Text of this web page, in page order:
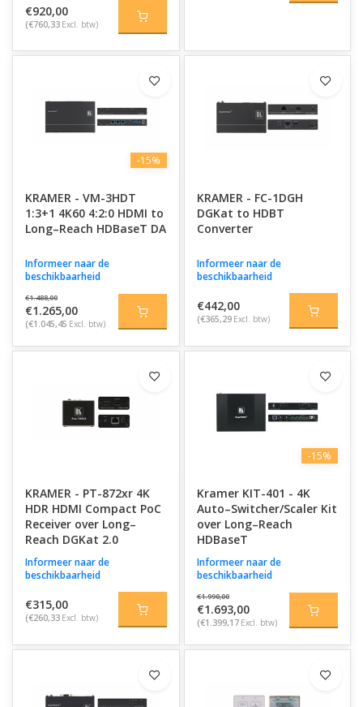
€920,00
(€760,33 Excl. btw)
-15%
KRAMER - VM-3HDT
1:3+1 4K60 4:2:0 HDMI to
Long–Reach HDBaseT DA
Informeer naar de
beschikbaarheid
€1.488,00
€1.265,00
(€1.045,45 Excl. btw)
KRAMER - FC-1DGH
DGKat to HDBT
Converter
Informeer naar de
beschikbaarheid
€442,00
(€365,29 Excl. btw)
KRAMER - PT-872xr 4K
HDR HDMI Compact PoC
Receiver over Long–
Reach DGKat 2.0
Informeer naar de
beschikbaarheid
€315,00
(€260,33 Excl. btw)
-15%
Kramer KIT-401 - 4K
Auto–Switcher/Scaler Kit
over Long–Reach
HDBaseT
Informeer naar de
beschikbaarheid
€1.990,00
€1.693,00
(€1.399,17 Excl. btw)